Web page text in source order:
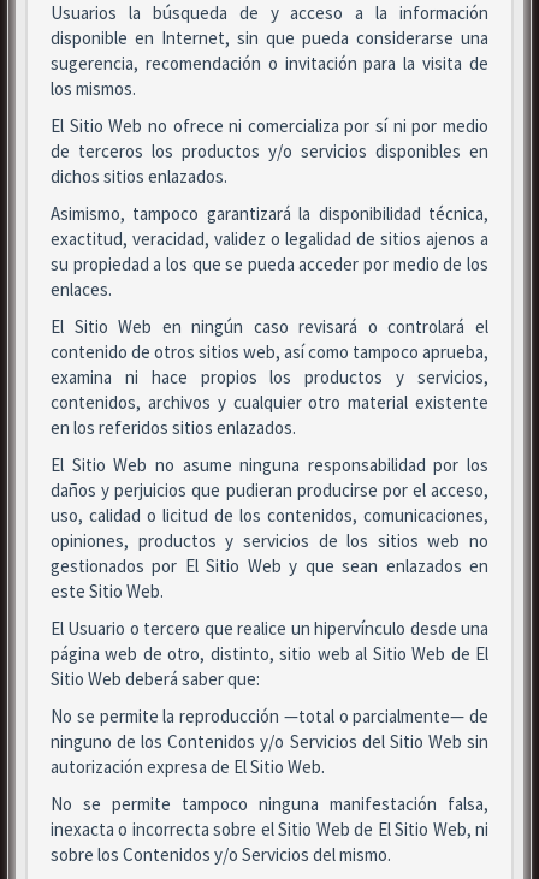
Usuarios la búsqueda de y acceso a la información
disponible en Internet, sin que pueda considerarse una
sugerencia, recomendación o invitación para la visita de
los mismos.
El Sitio Web no ofrece ni comercializa por sí ni por medio
de terceros los productos y/o servicios disponibles en
dichos sitios enlazados.
Asimismo, tampoco garantizará la disponibilidad técnica,
exactitud, veracidad, validez o legalidad de sitios ajenos a
su propiedad a los que se pueda acceder por medio de los
enlaces.
El Sitio Web en ningún caso revisará o controlará el
contenido de otros sitios web, así como tampoco aprueba,
examina ni hace propios los productos y servicios,
contenidos, archivos y cualquier otro material existente
en los referidos sitios enlazados.
El Sitio Web no asume ninguna responsabilidad por los
daños y perjuicios que pudieran producirse por el acceso,
uso, calidad o licitud de los contenidos, comunicaciones,
opiniones, productos y servicios de los sitios web no
gestionados por El Sitio Web y que sean enlazados en
este Sitio Web.
El Usuario o tercero que realice un hipervínculo desde una
página web de otro, distinto, sitio web al Sitio Web de El
Sitio Web deberá saber que:
No se permite la reproducción —total o parcialmente— de
ninguno de los Contenidos y/o Servicios del Sitio Web sin
autorización expresa de El Sitio Web.
No se permite tampoco ninguna manifestación falsa,
inexacta o incorrecta sobre el Sitio Web de El Sitio Web, ni
sobre los Contenidos y/o Servicios del mismo.